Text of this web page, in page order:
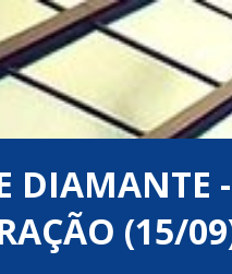
DIAMANTE
(15/